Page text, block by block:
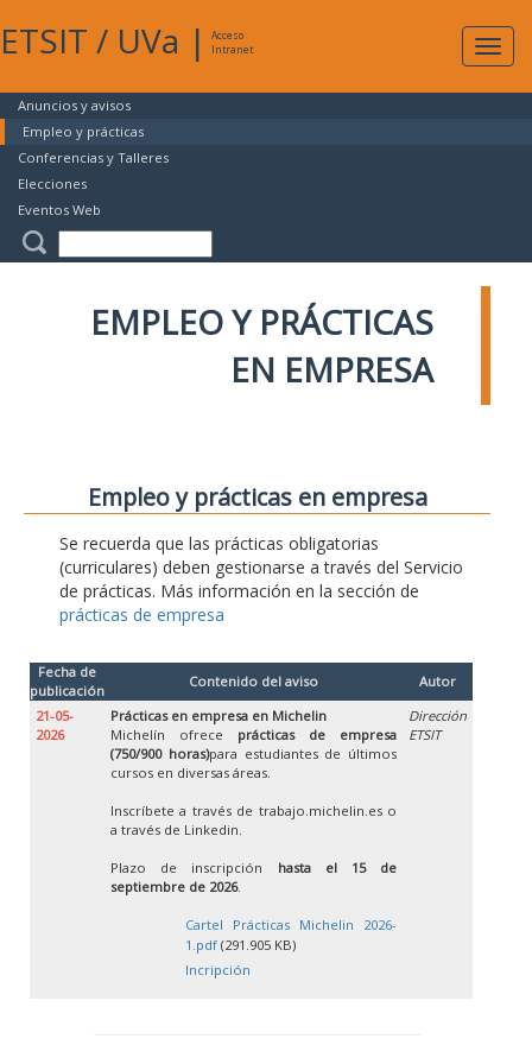
ETSIT / UVa |
Acceso
Intranet
Anuncios y avisos
Empleo y prácticas
Conferencias y Talleres
Elecciones
Eventos Web
EMPLEO Y PRÁCTICAS
EN EMPRESA
Empleo y prácticas en empresa
Se recuerda que las prácticas obligatorias
(curriculares) deben gestionarse a través del Servicio
de prácticas. Más información en la sección de
prácticas de empresa
Fecha de
publicación
Contenido del aviso
Autor
21-05-
2026
Prácticas en empresa en Michelin
Michelín ofrece prácticas de empresa
(750/900 horas)para estudiantes de últimos
cursos en diversas áreas.
Inscríbete a través de trabajo.michelin.es o
a través de Linkedin.
Plazo de inscripción hasta el 15 de
septiembre de 2026.
Cartel Prácticas Michelin 2026-
1.pdf (291.905 KB)
Incripción
Dirección
ETSIT